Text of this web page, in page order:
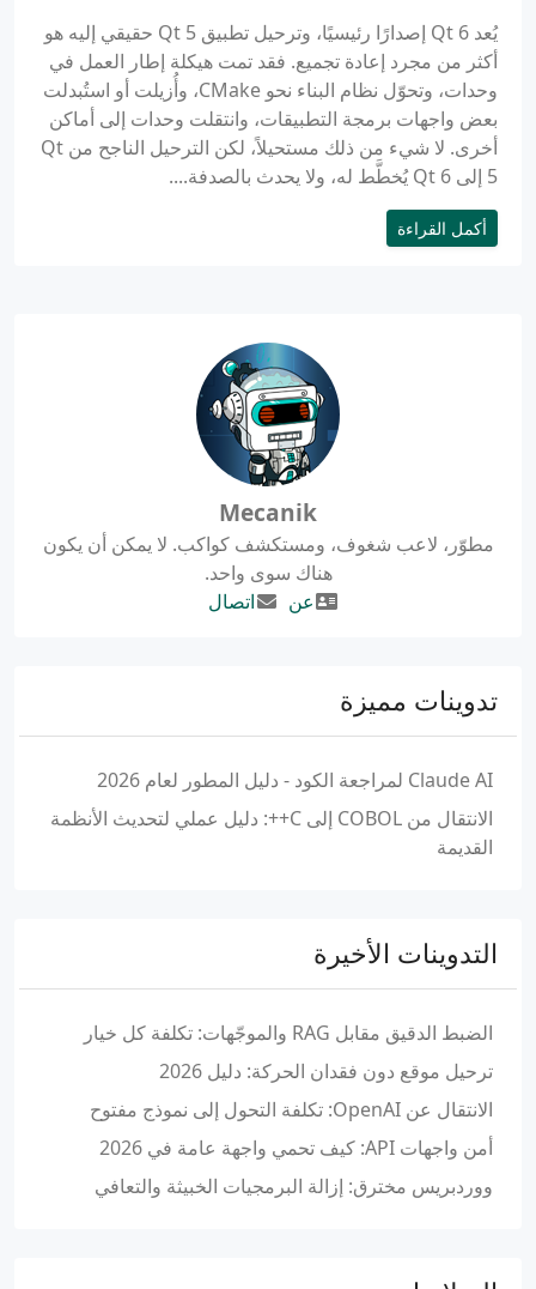
يُعد Qt 6 إصدارًا رئيسيًا، وترحيل تطبيق Qt 5 حقيقي إليه هو
أكثر من مجرد إعادة تجميع. فقد تمت هيكلة إطار العمل في
وحدات، وتحوّل نظام البناء نحو CMake، وأُزيلت أو استُبدلت
بعض واجهات برمجة التطبيقات، وانتقلت وحدات إلى أماكن
أخرى. لا شيء من ذلك مستحيلاً، لكن الترحيل الناجح من Qt
5 إلى Qt 6 يُخطَّط له، ولا يحدث بالصدفة....
أكمل القراءة
Mecanik
مطوّر، لاعب شغوف، ومستكشف كواكب. لا يمكن أن يكون
هناك سوى واحد.
عن
اتصال
تدوينات مميزة
Claude AI لمراجعة الكود - دليل المطور لعام 2026
الانتقال من COBOL إلى C++: دليل عملي لتحديث الأنظمة
القديمة
التدوينات الأخيرة
الضبط الدقيق مقابل RAG والموجّهات: تكلفة كل خيار
ترحيل موقع دون فقدان الحركة: دليل 2026
الانتقال عن OpenAI: تكلفة التحول إلى نموذج مفتوح
أمن واجهات API: كيف تحمي واجهة عامة في 2026
ووردبريس مخترق: إزالة البرمجيات الخبيثة والتعافي